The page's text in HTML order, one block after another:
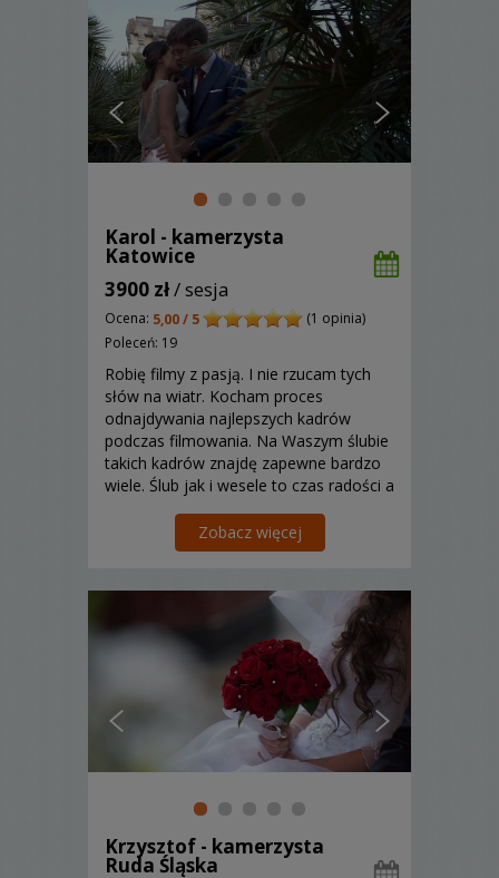
Karol - kamerzysta
Katowice
3900 zł/ sesja
Ocena: 5,00 / 5
(1 opinia)
Poleceń: 19
Robię filmy z pasją. I nie rzucam tych
słów na wiatr. Kocham proces
odnajdywania najlepszych kadrów
podczas filmowania. Na Waszym ślubie
takich kadrów znajdę zapewne bardzo
wiele. Ślub jak i wesele to czas radości a
uchwyci. Pracuję w Polsce oraz
zagranicą.
Zobacz więcej
Krzysztof - kamerzysta
Ruda Śląska